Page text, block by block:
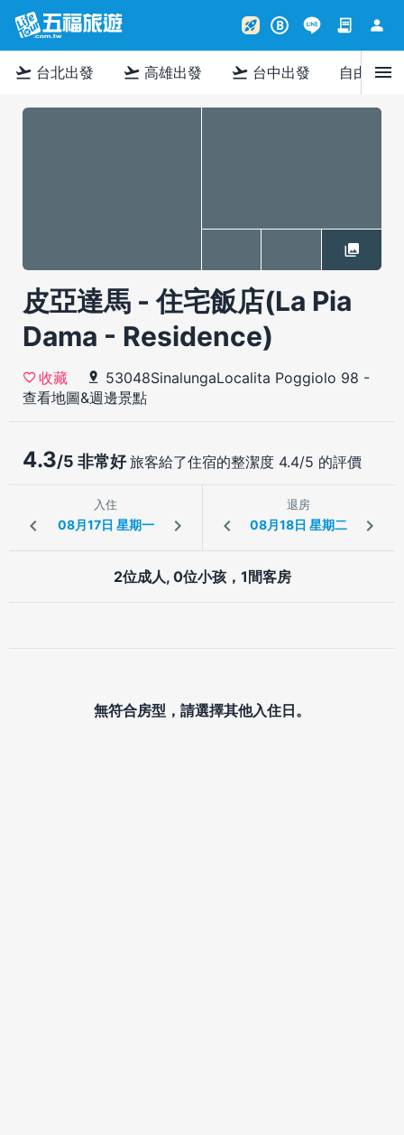
rocket_launch B contract person
flight_takeoff 台北出發 flight_takeoff 高雄出發 flight_takeoff 台中出發 自由行menu
皮亞達馬 - 住宅飯店(La Pia
Dama - Residence)
收藏 53048SinalungaLocalita Poggiolo 98 -
查看地圖&週邊景點
4.3/5 非常好旅客給了住宿的整潔度 4.4/5 的評價
入住 退房
2位成人, 0位小孩，1間客房
無符合房型，請選擇其他入住日。